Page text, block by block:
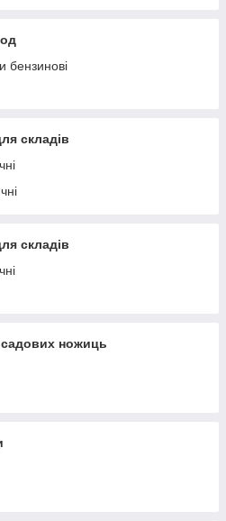
бензинові
складів
складів
ножиць